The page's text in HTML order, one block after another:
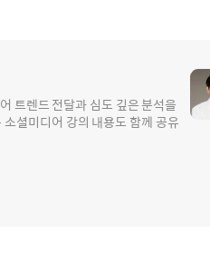
트렌드 전달과 심도 깊은 분석을
셜미디어 강의 내용도 함께 공유